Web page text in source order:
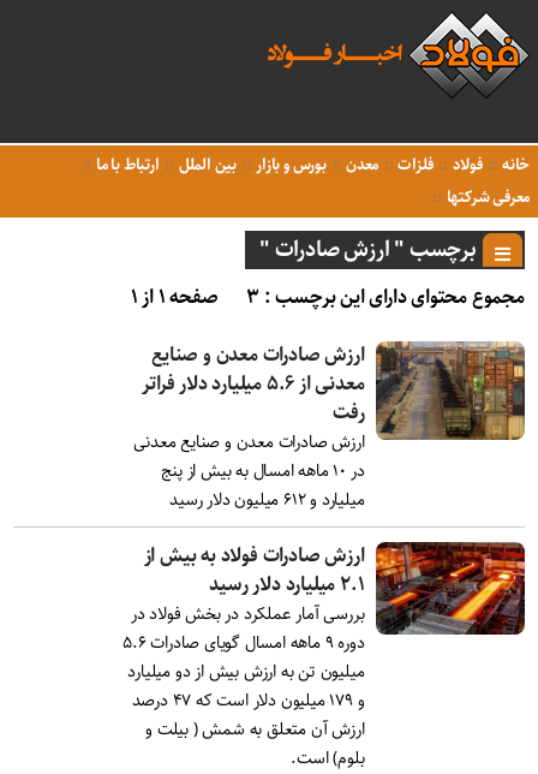
خانه فولاد فلزات معدن بورس و بازار بین الملل
ارتباط با ما
معرفی شرکتها
برچسب " ارزش صادرات "
مجموع محتوای دارای این برچسب : ۳
صفحه ۱ از ۱
ارزش صادرات معدن و صنایع
معدنی از ۵.۶ میلیارد دلار فراتر
رفت
ارزش صادرات معدن و صنایع معدنی
در ۱۰ ماهه امسال به بیش از پنج
میلیارد و ۶۱۲ میلیون دلار رسید
ارزش صادرات فولاد به بیش از
۲.۱ میلیارد دلار رسید
بررسی آمار عملکرد در بخش فولاد در
دوره ۹ ماهه امسال گویای صادرات ۵.۶
میلیون تن به ارزش بیش از دو میلیارد
و ۱۷۹ میلیون دلار است که ۴۷ درصد
ارزش آن متعلق به شمش ( بیلت و
بلوم) است.